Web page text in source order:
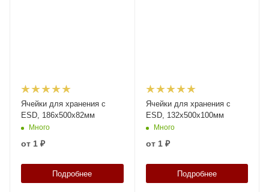
Ячейки для хранения с
ESD, 186x500x82мм
Много
от 1 ₽
Подробнее
Ячейки для хранения с
ESD, 132x500x100мм
Много
от 1 ₽
Подробнее